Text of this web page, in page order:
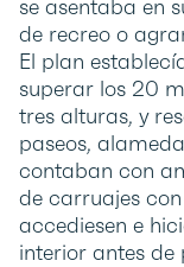
se asentaba en
de recreo o
El plan
superar los 20
tres alturas, y
paseos,
contaban con
de carruajes
accediesen e
interior antes de